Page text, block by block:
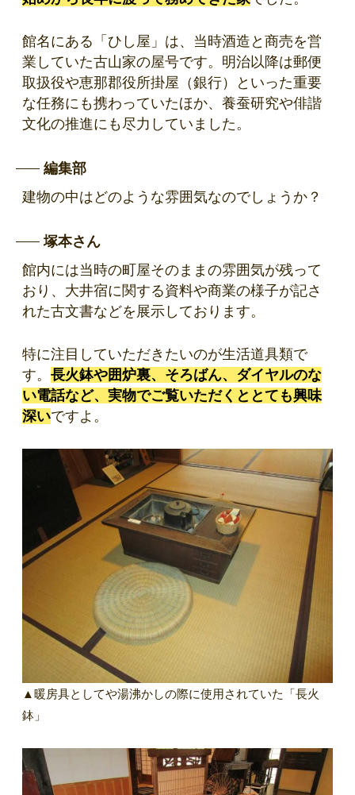
館名にある「ひし屋」は、当時酒造と商売を営
業していた古山家の屋号です。明治以降は郵便
取扱役や恵那郡役所掛屋（銀行）といった重要
な任務にも携わっていたほか、養蚕研究や俳諧
文化の推進にも尽力していました。
編集部
建物の中はどのような雰囲気なのでしょうか？
塚本さん
館内には当時の町屋そのままの雰囲気が残って
おり、大井宿に関する資料や商業の様子が記さ
れた古文書などを展示しております。
特に注目していただきたいのが生活道具類で
す。 長火鉢や囲炉裏、そろばん、ダイヤルのな
い電話など、実物でご覧いただくととても興味
深いですよ。
▲暖房具としてや湯沸かしの際に使用されていた「長火
鉢」